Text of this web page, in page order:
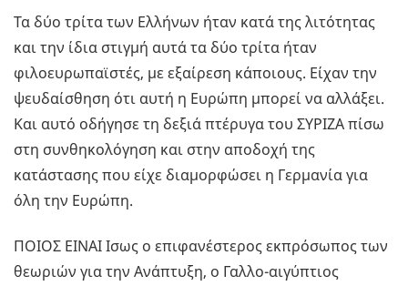
Τα δύο τρίτα των Ελλήνων ήταν κατά της λιτότητας
και την ίδια στιγμή αυτά τα δύο τρίτα ήταν
φιλοευρωπαϊστές, με εξαίρεση κάποιους. Είχαν την
ψευδαίσθηση ότι αυτή η Ευρώπη μπορεί να αλλάξει.
Και αυτό οδήγησε τη δεξιά πτέρυγα του ΣΥΡΙΖΑ πίσω
στη συνθηκολόγηση και στην αποδοχή της
κατάστασης που είχε διαμορφώσει η Γερμανία για
όλη την Ευρώπη.
ΠΟΙΟΣ ΕΙΝΑΙ Ισως ο επιφανέστερος εκπρόσωπος των
θεωριών για την Ανάπτυξη, ο Γαλλο-αιγύπτιος